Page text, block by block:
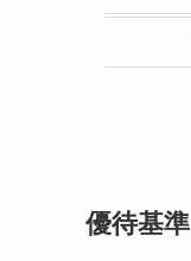
優待基準